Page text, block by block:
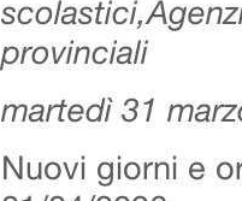
provinciali
martedì 31
Nuovi giorni e